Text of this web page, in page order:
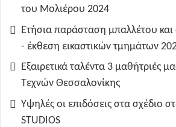
του Μολιέρου 2024
Ετήσια παράσταση μπαλλέτου
- έκθεση εικαστικών τμημάτων
Εξαιρετικά ταλέντα 3 μαθήτριές
Τεχνών Θεσσαλονίκης
Υψηλές οι επιδόσεις στα σχέδιο
STUDIOS